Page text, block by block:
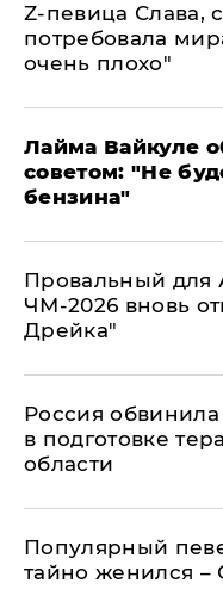
Z-певица Слава,
потребовала
очень плохо"
Лайма Вайкуле
советом: "Не
бензина"
Провальный для
ЧМ-2026 вновь
Дрейка"
Россия
в подготовке
области
Популярный
тайно женился